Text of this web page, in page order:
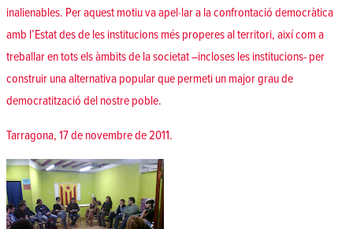
inalienables. Per aquest motiu va apel·lar a la confrontació democràtica
amb l’Estat des de les institucions més properes al territori, així com a
treballar en tots els àmbits de la societat –incloses les institucions- per
construir una alternativa popular que permeti un major grau de
democratització del nostre poble.
Tarragona, 17 de novembre de 2011.